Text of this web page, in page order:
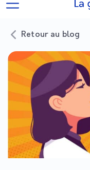
Retour au blog